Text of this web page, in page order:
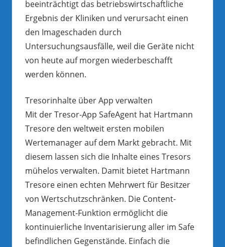
beeinträchtigt das betriebswirtschaftliche
Ergebnis der Kliniken und verursacht einen
den Imageschaden durch
Untersuchungsausfälle, weil die Geräte nicht
von heute auf morgen wiederbeschafft
werden können.
Tresorinhalte über App verwalten
Mit der Tresor-App SafeAgent hat Hartmann
Tresore den weltweit ersten mobilen
Wertemanager auf dem Markt gebracht. Mit
diesem lassen sich die Inhalte eines Tresors
mühelos verwalten. Damit bietet Hartmann
Tresore einen echten Mehrwert für Besitzer
von Wertschutzschränken. Die Content-
Management-Funktion ermöglicht die
kontinuierliche Inventarisierung aller im Safe
befindlichen Gegenstände. Einfach die